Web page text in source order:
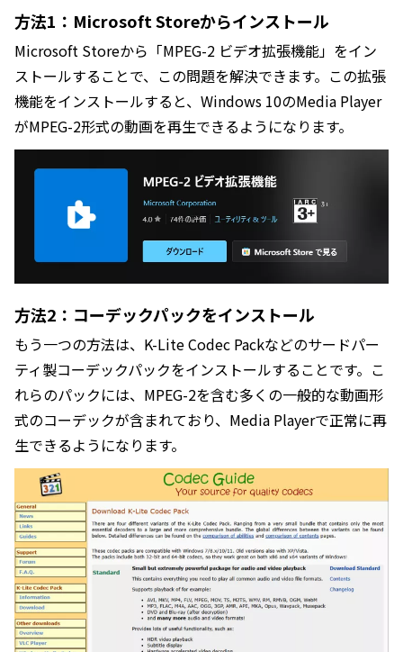
方法1：Microsoft Storeからインストール
Microsoft Storeから「MPEG-2 ビデオ拡張機能」をイン
ストールすることで、この問題を解決できます。この拡張
機能をインストールすると、Windows 10のMedia Player
がMPEG-2形式の動画を再生できるようになります。
方法2：コーデックパックをインストール
もう一つの方法は、K-Lite Codec Packなどのサードパー
ティ製コーデックパックをインストールすることです。こ
れらのパックには、MPEG-2を含む多くの一般的な動画形
式のコーデックが含まれており、Media Playerで正常に再
生できるようになります。